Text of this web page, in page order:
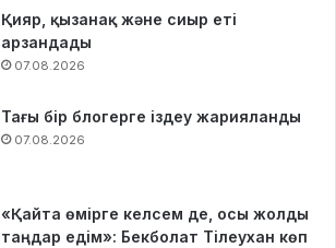
Қияр, қызанақ және сиыр еті
арзандады
07.08.2026
Тағы бір блогерге іздеу жарияланды
07.08.2026
«Қайта өмірге келсем де, осы жолды
таңдар едім»: Бекболат Тілеухан көп